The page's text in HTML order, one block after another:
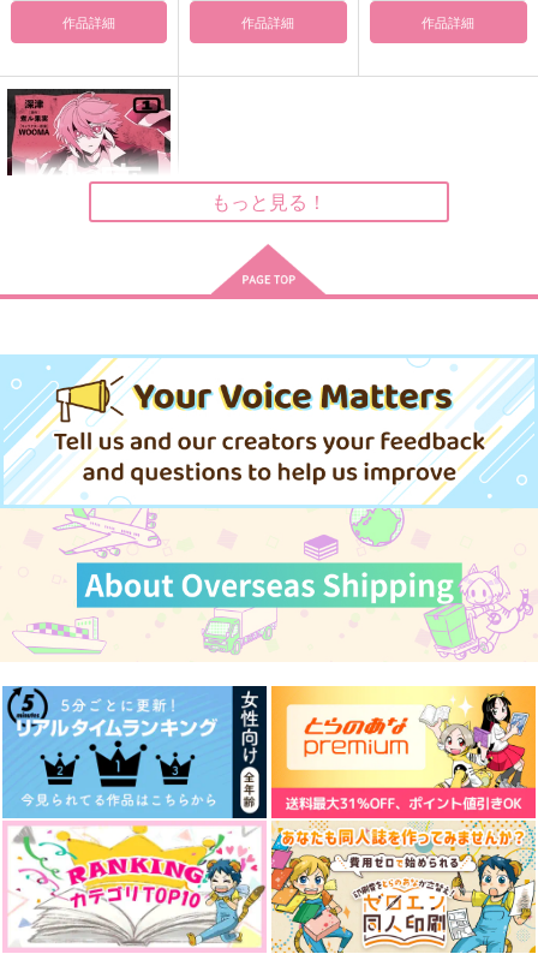
旅する伊達組総集編
からくの
2,508 （税込） 770円（税込）
加州清光
サンプル
作品詳細
880円（税込）
本丸テラリウム
流星レモンパイ
900
加州清光
サンプル
作品詳細
なれあうつもりはなか
った再録
からくの
2,508円（税込）
大倶利伽羅
サンプル
作品詳細
女士のいる本丸
からくの
998
サンプル
作品詳細
作品詳細 作品詳細 作品詳細
KADOKAWA
924円（税込）
サンプル
作品詳細
もっと見る！